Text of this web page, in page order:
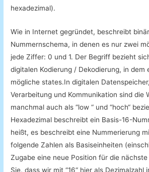
hexadezimal).
Wie in Internet gegründet, beschreibt
Nummernschema, in denen es nur zwei
jede Ziffer: 0 und 1. Der Begriff bezieht
digitalen Kodierung / Dekodierung, in dem
mögliche states.In digitalen Datenspeicher
Verarbeitung und Kommunikation sind die
manchmal auch als “low “ und “hoch“
Hexadezimal beschreibt ein Basis-16-
heißt, es beschreibt eine Nummerierung
folgende Zahlen als Basiseinheiten (
Zugabe eine neue Position für die nächste
Sie, dass wir mit “16“ hier als Dezimalzahl